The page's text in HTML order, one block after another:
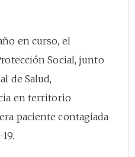
en curso, el
Social, junto
de Salud,
en territorio
paciente contagiada